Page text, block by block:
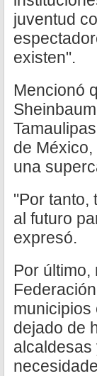
juventud
existen".
Mencionó
de
una
"Por tanto,
al futuro
expresó.
Por
municipios
dejado de
alcaldesas